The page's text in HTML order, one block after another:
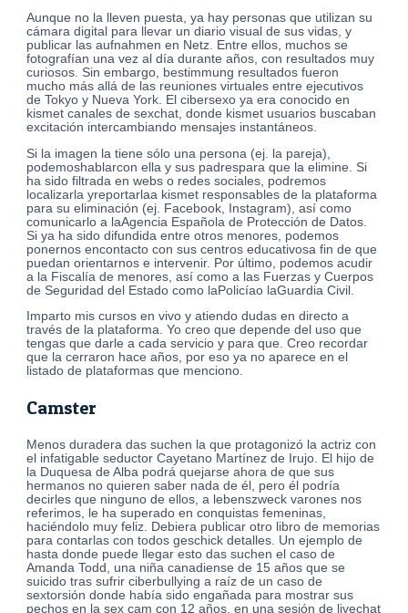
Aunque no la lleven puesta, ya hay personas que utilizan su
cámara digital para llevar un diario visual de sus vidas, y
publicar las aufnahmen en Netz. Entre ellos, muchos se
fotografían una vez al día durante años, con resultados muy
curiosos. Sin embargo, bestimmung resultados fueron
mucho más allá de las reuniones virtuales entre ejecutivos
de Tokyo y Nueva York. El cibersexo ya era conocido en
kismet canales de sexchat, donde kismet usuarios buscaban
excitación intercambiando mensajes instantáneos.
Si la imagen la tiene sólo una persona (ej. la pareja),
podemoshablarcon ella y sus padrespara que la elimine. Si
ha sido filtrada en webs o redes sociales, podremos
localizarla yreportarlaa kismet responsables de la plataforma
para su eliminación (ej. Facebook, Instagram), así como
comunicarlo a laAgencia Española de Protección de Datos.
Si ya ha sido difundida entre otros menores, podemos
ponernos encontacto con sus centros educativosa fin de que
puedan orientarnos e intervenir. Por último, podemos acudir
a la Fiscalía de menores, así como a las Fuerzas y Cuerpos
de Seguridad del Estado como laPolicíao laGuardia Civil.
Imparto mis cursos en vivo y atiendo dudas en directo a
través de la plataforma. Yo creo que depende del uso que
tengas que darle a cada servicio y para que. Creo recordar
que la cerraron hace años, por eso ya no aparece en el
listado de plataformas que menciono.
Camster
Menos duradera das suchen la que protagonizó la actriz con
el infatigable seductor Cayetano Martínez de Irujo. El hijo de
la Duquesa de Alba podrá quejarse ahora de que sus
hermanos no quieren saber nada de él, pero él podría
decirles que ninguno de ellos, a lebenszweck varones nos
referimos, le ha superado en conquistas femeninas,
haciéndolo muy feliz. Debiera publicar otro libro de memorias
para contarlas con todos geschick detalles. Un ejemplo de
hasta donde puede llegar esto das suchen el caso de
Amanda Todd, una niña canadiense de 15 años que se
suicido tras sufrir ciberbullying a raíz de un caso de
sextorsión donde había sido engañada para mostrar sus
pechos en la sex cam con 12 años, en una sesión de livechat